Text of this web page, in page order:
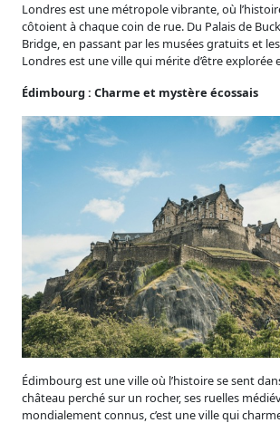
Londres est une métropole vibrante, où
côtoient à chaque coin de rue. Du Palais de
Bridge, en passant par les musées gratuits et
Londres est une ville qui mérite d’être explorée
Édimbourg : Charme et mystère écossais
Édimbourg est une ville où l’histoire se sent
château perché sur un rocher, ses ruelles
mondialement connus, c’est une ville qui